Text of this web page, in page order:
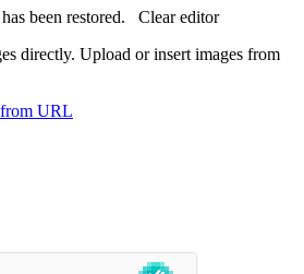
been restored. Clear editor
directly. Upload or insert images from
URL